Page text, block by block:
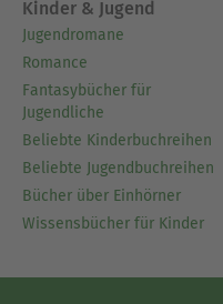
Kinder & Jugend
Jugendromane
Romance
Fantasybücher für
Jugendliche
Beliebte Kinderbuchreihen
Beliebte Jugendbuchreihen
Bücher über Einhörner
Wissensbücher für Kinder